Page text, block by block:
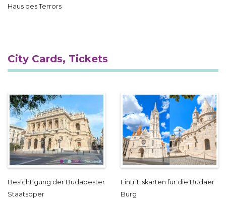
Haus des Terrors
City Cards, Tickets
Besichtigung der Budapester
Staatsoper
Eintrittskarten für die Budaer
Burg